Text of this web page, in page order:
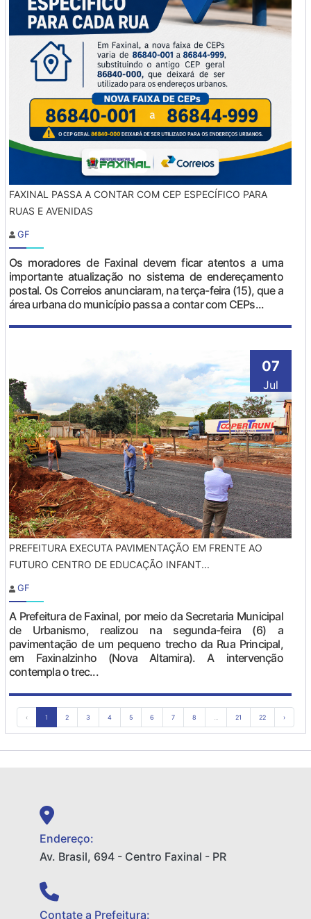
FAXINAL PASSA A CONTAR COM CEP ESPECÍFICO PARA
RUAS E AVENIDAS
GF
Os moradores de Faxinal devem ficar atentos a uma
importante atualização no sistema de endereçamento
postal. Os Correios anunciaram, na terça-feira (15), que a
área urbana do município passa a contar com CEPs...
07
Jul
PREFEITURA EXECUTA PAVIMENTAÇÃO EM FRENTE AO
FUTURO CENTRO DE EDUCAÇÃO INFANT...
GF
A Prefeitura de Faxinal, por meio da Secretaria Municipal
de Urbanismo, realizou na segunda-feira (6) a
pavimentação de um pequeno trecho da Rua Principal,
em Faxinalzinho (Nova Altamira). A intervenção
contempla o trec...
‹ 1 2 3 4 5 6 7 8 21 22 ›
Endereço:
Av. Brasil, 694 - Centro Faxinal - PR
Contate a Prefeitura: